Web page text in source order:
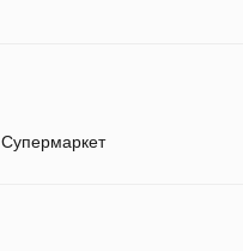
Супермаркет